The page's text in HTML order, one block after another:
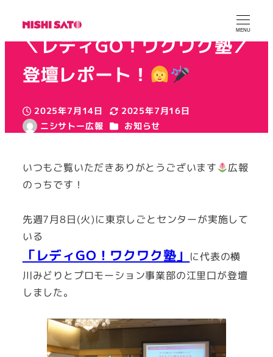
MENU
＼レディGO！ワクワク塾／
登壇レポート！
投稿日
2025年7月14日
更新日
2025年7月16日
著
ニシサトー広報 カテゴリー
お知らせ
いつもご覧いただきありがとうございます
広報
のっちです！
先週7月8日(火)に東京しごとセンターが実施して
いる
「レディGO！ワクワク塾」
に代表の横
川みどりとプロモーション事業部の江里口が登壇
しました。